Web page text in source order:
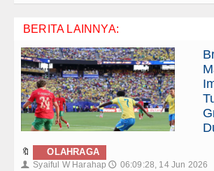
BERITA LAINNYA:
🔖 OLAHRAGA
👤 Syaiful W Harahap 🕔 06:09:28, 14 Jun 2026